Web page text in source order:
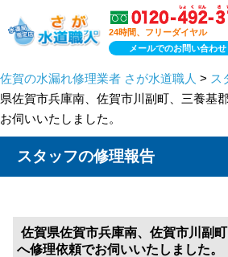
24時間、フリーダイヤル
メールでのお問い合わせ
佐賀の水漏れ修理業者 さが水道職人 > ス
県佐賀市兵庫南、佐賀市川副町、三養基
お伺いいたしました。
スタッフの修理報告
佐賀県佐賀市兵庫南、佐賀市川副
へ修理依頼でお伺いいたしました